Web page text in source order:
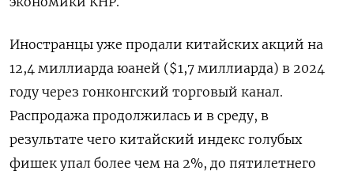
Иностранцы уже продали китайских акций на
12,4 миллиарда юаней ($1,7 миллиарда) в 2024
году через гонконгский торговый канал.
Распродажа продолжилась и в среду, в
результате чего китайский индекс голубых
фишек упал более чем на 2%, до пятилетнего